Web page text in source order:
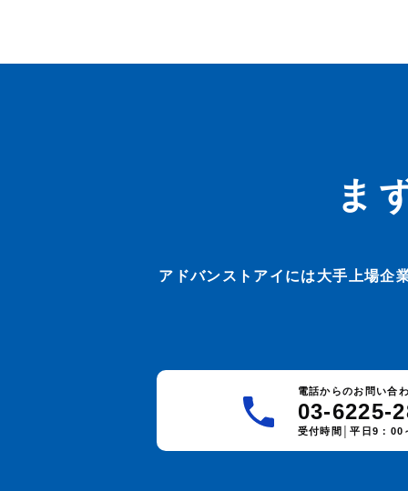
ま
アドバンストアイには大手上場企
電話からのお問い合
03-6225-
受付時間│平日9：00